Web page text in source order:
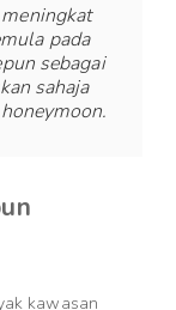
pada
sebagai
sahaja
kawasan